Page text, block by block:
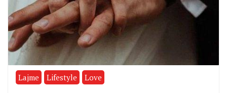
Lajme Lifestyle Love